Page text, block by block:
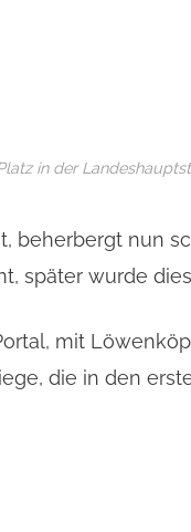
in der
beherbergt nun
später wurde
mit
die in den